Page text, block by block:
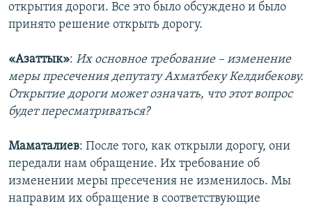
открытия дороги. Все это было обсуждено и было
принято решение открыть дорогу.
«Азаттык»: Их основное требование – изменение
меры пресечения депутату Ахматбеку Келдибекову.
Открытие дороги может означать, что этот вопрос
будет пересматриваться?
Маматалиев: После того, как открыли дорогу, они
передали нам обращение. Их требование об
изменении меры пресечения не изменилось. Мы
направим их обращение в соответствующие